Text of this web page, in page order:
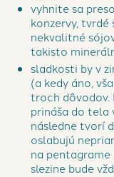
vyhnite sa
konzervy, tvrdé
nekvalitné
takisto
sladkosti by v
(a kedy áno,
troch dôvodov.
prináša do tela
následne tvorí
oslabujú
na pentagrame
slezine bude